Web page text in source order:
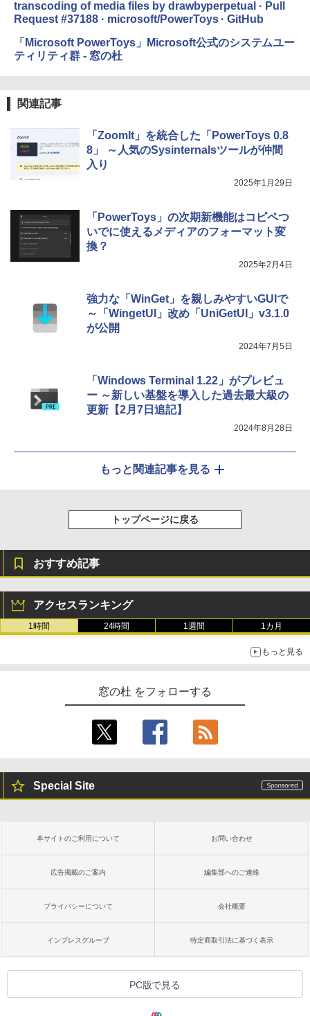
transcoding of media files by drawbyperpetual · Pull
Request #37188 · microsoft/PowerToys · GitHub
「Microsoft PowerToys」Microsoft公式のシステムユー
ティリティ群 - 窓の杜
関連記事
「ZoomIt」を統合した「PowerToys 0.8
8」 ～人気のSysinternalsツールが仲間
入り
2025年1月29日
「PowerToys」の次期新機能はコピペつ
いでに使えるメディアのフォーマット変
換？
2025年2月4日
強力な「WinGet」を親しみやすいGUIで
～「WingetUI」改め「UniGetUI」v3.1.0
が公開
2024年7月5日
「Windows Terminal 1.22」がプレビュ
ー ～新しい基盤を導入した過去最大級の
更新【2月7日追記】
2024年8月28日
もっと関連記事を見る
トップページに戻る
おすすめ記事
アクセスランキング
1時間 24時間 1週間 1カ月
もっと見る
窓の杜 をフォローする
Special Site
本サイトのご利用について お問い合わせ
広告掲載のご案内 編集部へのご連絡
プライバシーについて 会社概要
インプレスグループ 特定商取引法に基づく表示
PC版で見る